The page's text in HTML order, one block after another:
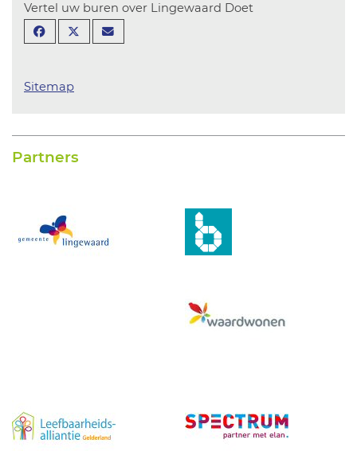
Vertel uw buren over Lingewaard Doet
Sitemap
Partners